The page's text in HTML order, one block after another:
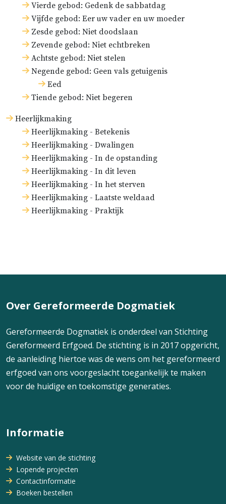
Vierde gebod: Gedenk de sabbatdag
Vijfde gebod: Eer uw vader en uw moeder
Zesde gebod: Niet doodslaan
Zevende gebod: Niet echtbreken
Achtste gebod: Niet stelen
Negende gebod: Geen vals getuigenis
Eed
Tiende gebod: Niet begeren
Heerlijkmaking
Heerlijkmaking - Betekenis
Heerlijkmaking - Dwalingen
Heerlijkmaking - In de opstanding
Heerlijkmaking - In dit leven
Heerlijkmaking - In het sterven
Heerlijkmaking - Laatste weldaad
Heerlijkmaking - Praktijk
Over Gereformeerde Dogmatiek
Gereformeerde Dogmatiek is onderdeel van Stichting
Gereformeerd Erfgoed. De stichting is in 2017 opgericht,
de aanleiding hiertoe was de wens om het gereformeerd
erfgoed van ons voorgeslacht toegankelijk te maken
voor de huidige en toekomstige generaties.
Informatie
Website van de stichting
Lopende projecten
Contactinformatie
Boeken bestellen